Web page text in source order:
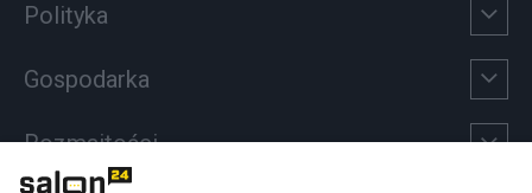
Polityka
Gospodarka
Rozmaitości